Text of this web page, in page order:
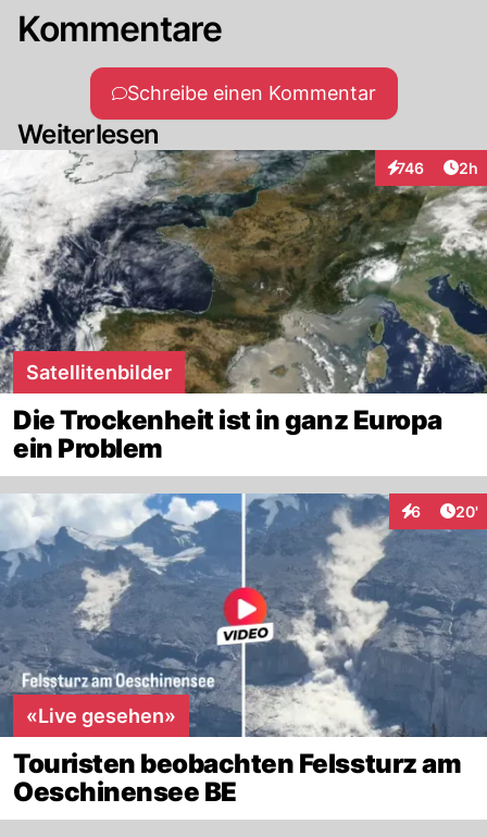
Kommentare
Schreibe einen Kommentar
Weiterlesen
746
Interaktionen
2h
Satellitenbilder
Die Trockenheit ist in ganz Europa
ein Problem
6 20'
«Live gesehen»
Touristen beobachten Felssturz am
Oeschinensee BE